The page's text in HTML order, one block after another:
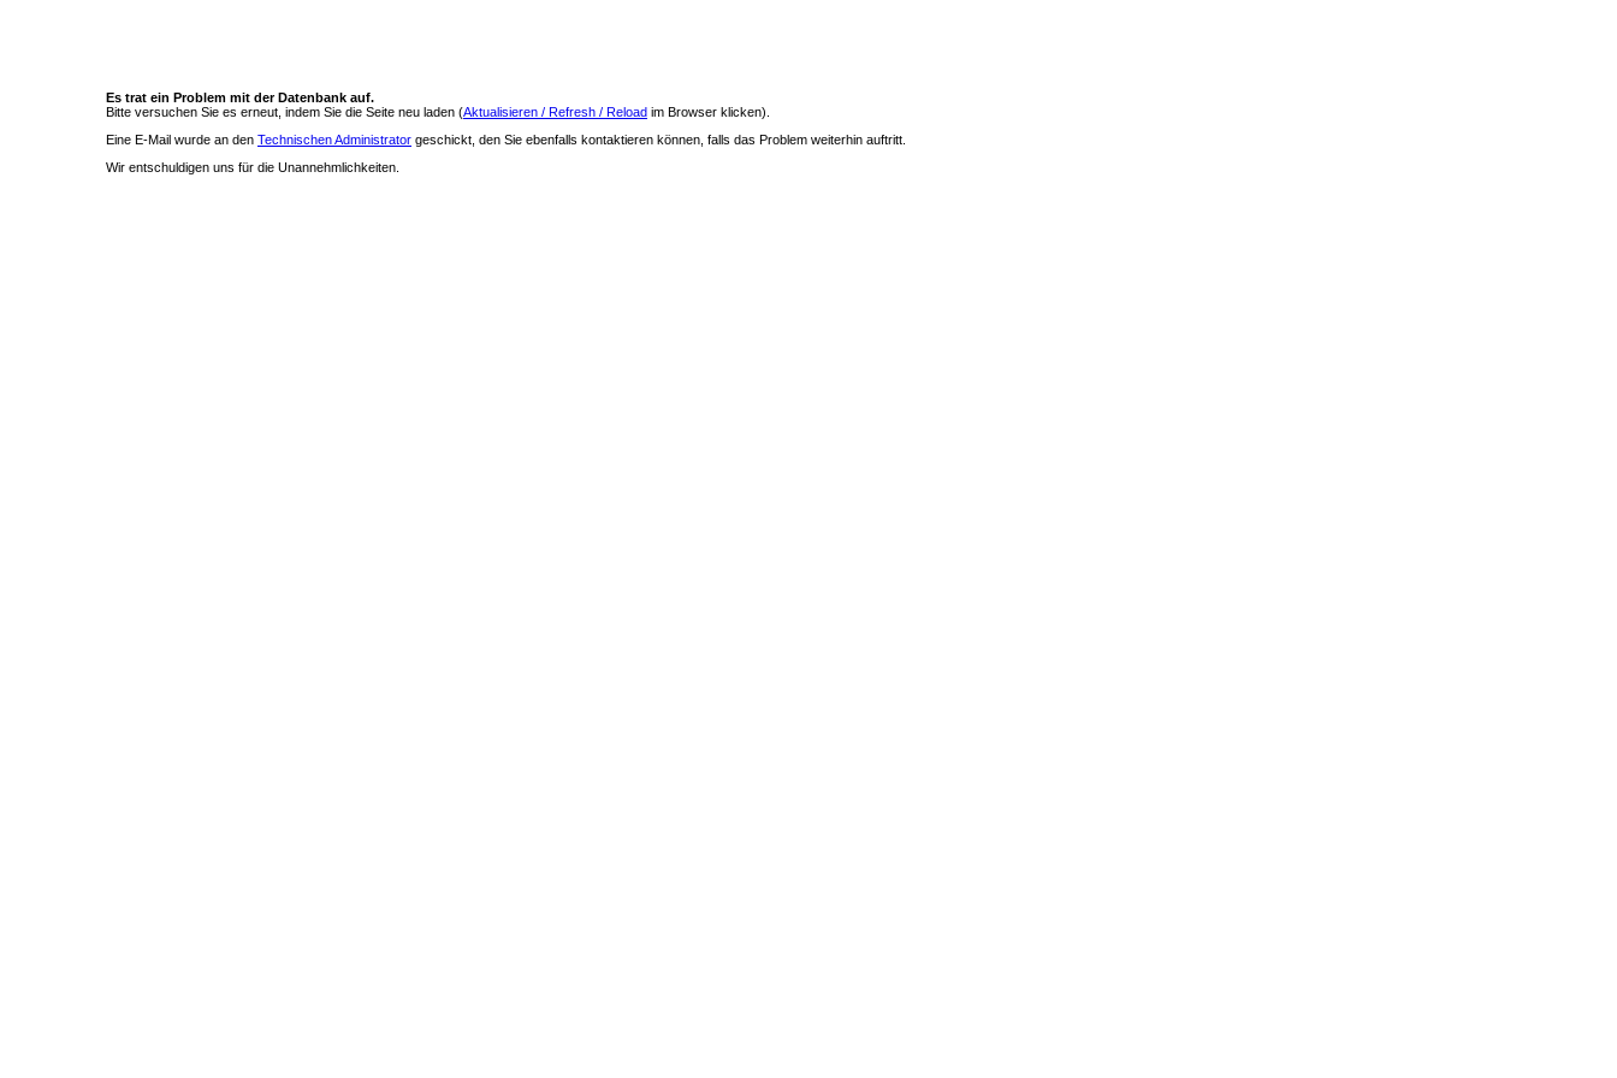
Es trat ein Problem mit der Datenbank auf.
Bitte versuchen Sie es erneut, indem Sie die Seite neu laden (Aktualisieren / Refresh / Reload im Browser klicken).
Eine E-Mail wurde an den Technischen Administrator geschickt, den Sie ebenfalls kontaktieren können, falls das Problem weiterhin auftritt.
Wir entschuldigen uns für die Unannehmlichkeiten.